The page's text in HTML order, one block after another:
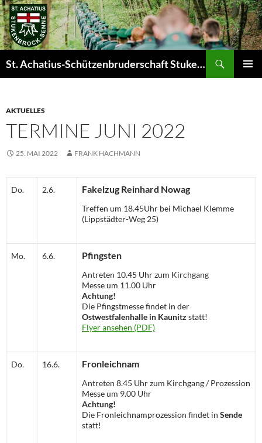
Zum
Inhalt
springen
St. Achatius-Schützenbruderschaft Stukenbrock-Senne e.V.
AKTUELLES
TERMINE JUNI 2022
25. MAI 2022 FRANK HACHMANN
Do. 2.6. Fakelzug Reinhard Nowag
Treffen um 18.45Uhr bei Michael Klemme
(Lippstädter-Weg 25)
Mo. 6.6. Pfingsten
Antreten 10.45 Uhr zum Kirchgang
Messe um 11.00 Uhr
Achtung!
Die Pfingstmesse findet in der
Ostwestfalenhalle in Kaunitzstatt!
Flyer ansehen (PDF)
Do. 16.6. Fronleichnam
Antreten 8.45 Uhr zum Kirchgang / Prozession
Messe um 9.00 Uhr
Achtung!
Die Fronleichnamprozession findet in Sende
statt!